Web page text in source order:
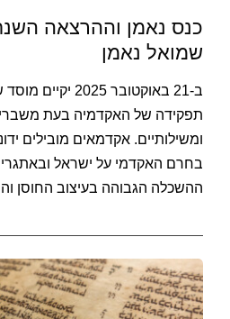
כנס נאמן וההרצאה
שמואל נאמן
ב-21 באוקטובר
תפקידה של האקדמיה בעת
ומשילותיים. אקדמאים מובילים
בחרם האקדמי על ישראל
ההשכלה הגבוהה בעיצוב החוסן